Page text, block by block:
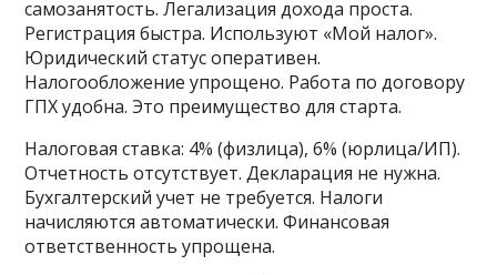
самозанятость. Легализация дохода проста.
Регистрация быстра. Используют «Мой налог».
Юридический статус оперативен.
Налогообложение упрощено. Работа по договору
ГПХ удобна. Это преимущество для старта.
Налоговая ставка: 4% (физлица), 6% (юрлица/ИП).
Отчетность отсутствует. Декларация не нужна.
Бухгалтерский учет не требуется. Налоги
начисляются автоматически. Финансовая
ответственность упрощена.